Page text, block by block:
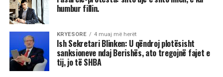
humbur fillin.
KRYESORE 4 muaj më herët
Ish Sekretari Blinken: U qëndroj plotësisht
sanksioneve ndaj Berishës, ato tregojnë fajet e
tij, jo të SHBA